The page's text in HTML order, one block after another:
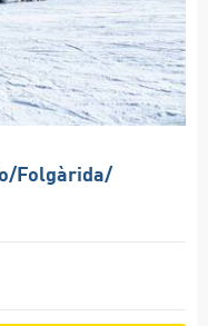
​Folgàrida/​